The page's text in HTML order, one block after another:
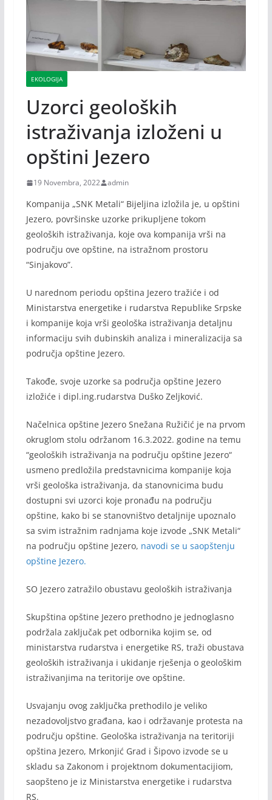
EKOLOGIJA
Uzorci geoloških
istraživanja izloženi u
opštini Jezero
19 Novembra, 2022 admin
Kompanija „SNK Metali“ Bijeljina izložila je, u opštini
Jezero, površinske uzorke prikupljene tokom
geoloških istraživanja, koje ova kompanija vrši na
području ove opštine, na istražnom prostoru
“Sinjakovo”.
U narednom periodu opština Jezero tražiće i od
Ministarstva energetike i rudarstva Republike Srpske
i kompanije koja vrši geološka istraživanja detaljnu
informaciju svih dubinskih analiza i mineralizacija sa
područja opštine Jezero.
Takođe, svoje uzorke sa područja opštine Jezero
izložiće i dipl.ing.rudarstva Duško Zeljković.
Načelnica opštine Jezero Snežana Ružičić je na prvom
okruglom stolu održanom 16.3.2022. godine na temu
“geoloških istraživanja na području opštine Jezero“
usmeno predložila predstavnicima kompanije koja
vrši geološka istraživanja, da stanovnicima budu
dostupni svi uzorci koje pronađu na području
opštine, kako bi se stanovništvo detaljnije upoznalo
sa svim istražnim radnjama koje izvode „SNK Metali“
na području opštine Jezero, navodi se u saopštenju
opštine Jezero.
SO Jezero zatražilo obustavu geoloških istraživanja
Skupština opštine Jezero prethodno je jednoglasno
podržala zaključak pet odbornika kojim se, od
ministarstva rudarstva i energetike RS, traži obustava
geoloških istraživanja i ukidanje rješenja o geološkim
istraživanjima na teritorije ove opštine.
Usvajanju ovog zaključka prethodilo je veliko
nezadovoljstvo građana, kao i održavanje protesta na
području opštine. Geološka istraživanja na teritoriji
opština Jezero, Mrkonjić Grad i Šipovo izvode se u
skladu sa Zakonom i projektnom dokumentacijiom,
saopšteno je iz Ministarstva energetike i rudarstva
RS.